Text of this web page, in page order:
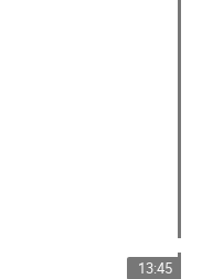
13:45